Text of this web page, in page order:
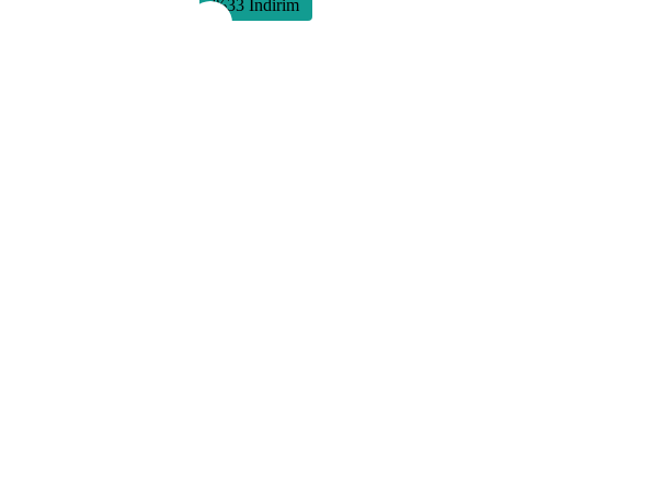
%33 İndirim